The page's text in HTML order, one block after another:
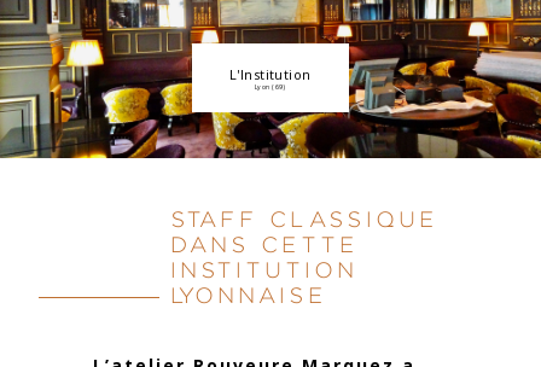
L'Institution
Lyon (69)
STAFF CLASSIQUE
DANS CETTE
INSTITUTION
LYONNAISE